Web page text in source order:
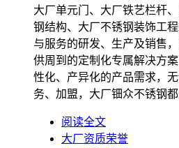
大厂单元门、大厂铁艺栏杆
钢结构、大厂不锈钢装饰工
与服务的研发、生产及销售
供周到的定制化专属解决方
性化、产异化的产品需求，
务、加盟，大厂钿众不锈钢
阅读全文
大厂资质荣誉